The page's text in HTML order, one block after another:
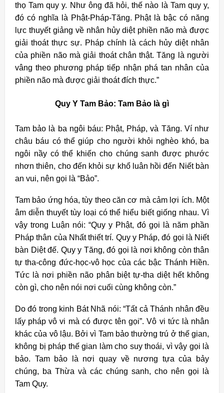
thọ Tam quy y. Như ông đã hỏi, thế nào là Tam quy y,
đó có nghĩa là Phật-Pháp-Tăng. Phật là bậc có năng
lực thuyết giảng về nhân hủy diệt phiền não mà được
giải thoát thực sự. Pháp chính là cách hủy diệt nhân
của phiền não mà giải thoát chân thật. Tăng là người
vâng theo phương pháp tiếp nhận phá tan nhân của
phiền não mà được giải thoát đích thực.”
Quy Y Tam Bảo: Tam Bảo là gì
Tam bảo là ba ngôi báu: Phật, Pháp, và Tăng. Ví như
châu báu có thể giúp cho người khỏi nghèo khó, ba
ngôi nầy có thể khiến cho chúng sanh được phước
nhơn thiên, cho đến khỏi sự khổ luân hồi đến Niết bàn
an vui, nên gọi là “Bảo”.
Tam bảo ứng hóa, tùy theo căn cơ mà cảm lợi ích. Một
âm diễn thuyết tùy loại có thể hiểu biết giống nhau. Vì
vậy trong Luận nói: “Quy y Phật, đó gọi là năm phần
Pháp thân của Nhất thiết trí. Quy y Pháp, đó gọi là Niết
bàn Diệt đế. Quy y Tăng, đó gọi là nơi không còn thân
tự tha-công đức-học-vô học của các bậc Thánh Hiền.
Tức là nơi phiền não phân biệt tự-tha diệt hết không
còn gì, cho nên nói nơi cuối cùng không còn.”
Do đó trong kinh Bát Nhã nói: “Tất cả Thánh nhân đều
lấy pháp vô vi mà có được tên gọi”. Vô vi tức là nhân
khác của vô lậu. Bởi vì Tam bảo thường trú ở thế gian,
không bị pháp thế gian làm cho suy thoái, vì vậy gọi là
bảo. Tam bảo là nơi quay về nương tựa của bảy
chúng, ba Thừa và các chúng sanh, cho nên gọi là
Tam Quy.